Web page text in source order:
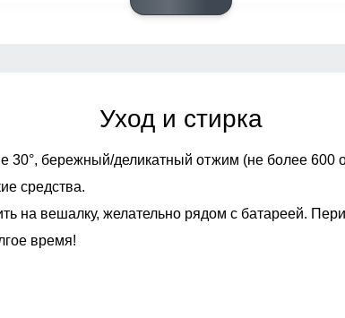
Уход и стирка
30°, бережный/деликатный отжим (не более 600
средства.
на вешалку, желательно рядом с батареей.
время!